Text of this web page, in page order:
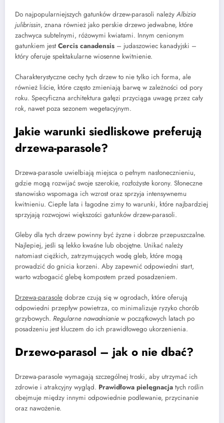
Do najpopularniejszych gatunków drzew-parasoli należy Albizia
julibrissin, znana również jako perskie drzewo jedwabne, które
zachwyca subtelnymi, różowymi kwiatami. Innym cenionym
gatunkiem jestCercis canadensis – judaszowiec kanadyjski –
który oferuje spektakularne wiosenne kwitnienie.
Charakterystyczne cechy tych drzew to nie tylko ich forma, ale
również liście, które często zmieniają barwę w zależności od pory
roku. Specyficzna architektura gałęzi przyciąga uwagę przez cały
rok, nawet poza sezonem wegetacyjnym.
Jakie warunki siedliskowe preferują
drzewa-parasole?
Drzewa-parasole uwielbiają miejsca o pełnym nasłonecznieniu,
gdzie mogą rozwijać swoje szerokie, rozłożyste korony. Słoneczne
stanowisko wspomaga ich wzrost oraz sprzyja intensywnemu
kwitnieniu. Ciepłe lata i łagodne zimy to warunki, które najbardziej
sprzyjają rozwojowi większości gatunków drzew-parasoli.
Gleby dla tych drzew powinny być żyzne i dobrze przepuszczalne.
Najlepiej, jeśli są lekko kwaśne lub obojętne. Unikać należy
natomiast ciężkich, zatrzymujących wodę gleb, które mogą
prowadzić do gnicia korzeni. Aby zapewnić odpowiedni start,
warto wzbogacić glebę kompostem przed posadzeniem.
Drzewa-parasole dobrze czują się w ogrodach, które oferują
odpowiedni przepływ powietrza, co minimalizuje ryzyko chorób
grzybowych. Regularne nawadnianie w początkowych latach po
posadzeniu jest kluczem do ich prawidłowego ukorzenienia.
Drzewo-parasol – jak o nie dbać?
Drzewa-parasole wymagają szczególnej troski, aby utrzymać ich
zdrowie i atrakcyjny wygląd. Prawidłowa pielęgnacja tych roślin
obejmuje między innymi odpowiednie podlewanie, przycinanie
oraz nawożenie.